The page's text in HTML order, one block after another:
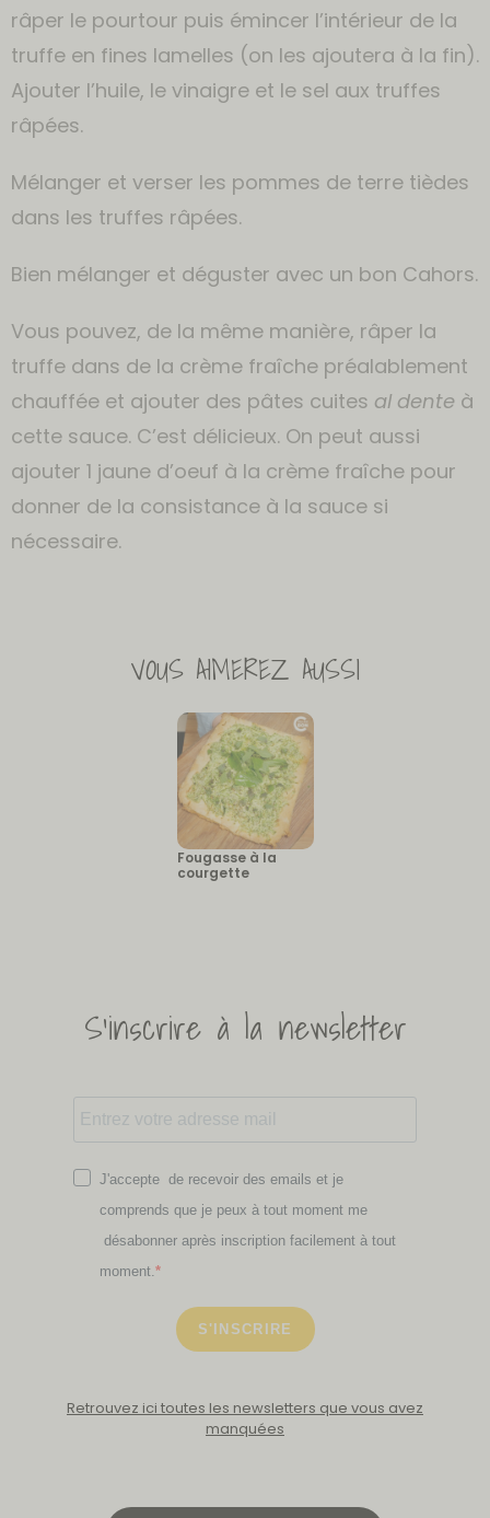
râper le pourtour puis émincer l’intérieur de la
truffe en fines lamelles (on les ajoutera à la fin).
Ajouter l’huile, le vinaigre et le sel aux truffes
râpées.
Mélanger et verser les pommes de terre tièdes
dans les truffes râpées.
Bien mélanger et déguster avec un bon Cahors.
Vous pouvez, de la même manière, râper la
truffe dans de la crème fraîche préalablement
chauffée et ajouter des pâtes cuites al dente à
cette sauce. C’est délicieux. On peut aussi
ajouter 1 jaune d’oeuf à la crème fraîche pour
donner de la consistance à la sauce si
nécessaire.
VOUS AIMEREZ AUSSI
Fougasse à la
courgette
S'inscrire à la newsletter
J'accepte de recevoir des emails et je
comprends que je peux à tout moment me
désabonner après inscription facilement à tout
moment.
S'INSCRIRE
Retrouvez ici toutes les newsletters que vous avez
manquées